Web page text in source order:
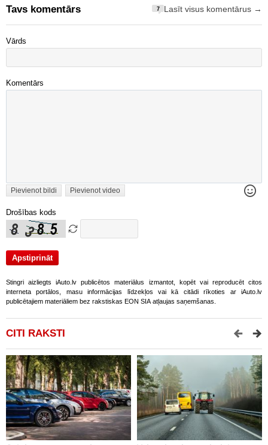
Tavs komentārs 7 Lasīt visus komentārus →
Vārds
Komentārs
Pievienot bildi Pievienot video
Drošības kods
Stingri aizliegts iAuto.lv publicētos materiālus izmantot, kopēt vai reproducēt citos
interneta portālos, masu informācijas līdzekļos vai kā citādi rīkoties ar iAuto.lv
publicētajiem materiāliem bez rakstiskas EON SIA atļaujas saņemšanas.
CITI RAKSTI